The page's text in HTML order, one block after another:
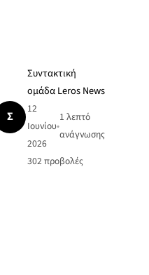
Σ
Συντακτική
ομάδα Leros News
12
Ιουνίου
2026
•
1 λεπτό
ανάγνωσης
302 προβολές